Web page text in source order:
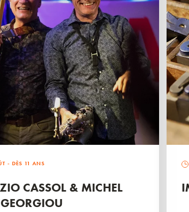
- DÈS 11 ANS
CASSOL & MICHEL